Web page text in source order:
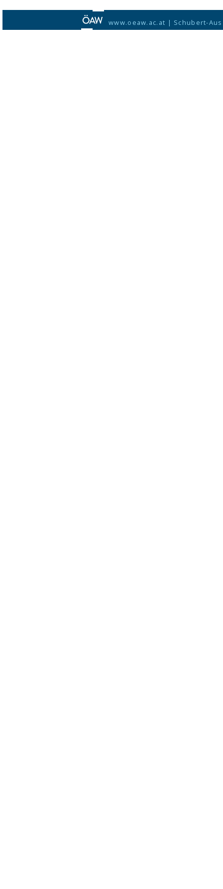
www.oeaw.ac.at | Schubert-